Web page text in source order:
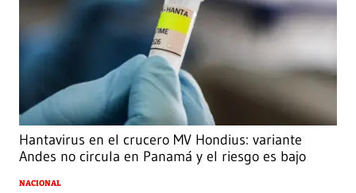
Hantavirus en el crucero MV Hondius: variante
Andes no circula en Panamá y el riesgo es bajo
NACIONAL